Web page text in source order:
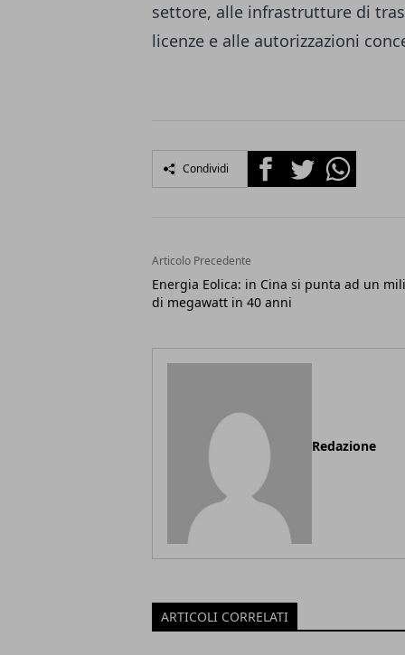
settore, alle infrastrutture di
licenze e alle autorizzazioni
Condividi FacebookTwitterWhatsapp
Articolo Precedente
Energia Eolica: in Cina si punta ad un
di megawatt in 40 anni
Redazione
ARTICOLI CORRELATI